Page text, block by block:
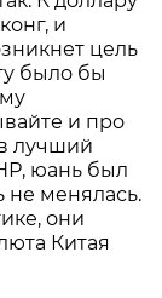
и
цель
было бы
и про
лучший
юань был
не менялась.
они
Китая